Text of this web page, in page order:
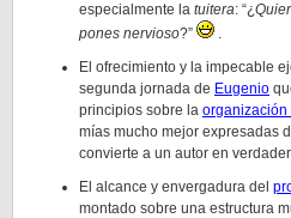
especialmente la tuitera: “¿
pones nervioso?”
.
El ofrecimiento y la impecable
segunda jornada de Eugenio
principios sobre la organización
mías mucho mejor expresadas
convierte a un autor en
El alcance y envergadura del
montado sobre una estructura